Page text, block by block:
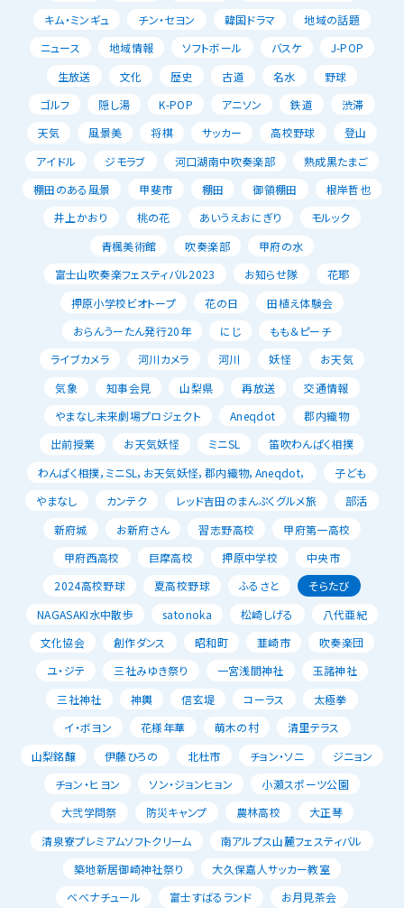
キム・ミンギュ
チン・セヨン 韓国ドラマ
地域の話題
ニュース
地域情報 ソフトボール バスケ
J-POP
生放送
文化 歴史 古道 名水
野球
ゴルフ
隠し湯 K-POP アニソン 鉄道
渋滞
天気
風景美 将棋 サッカー 高校野球
登山
アイドル
ジモラブ 河口湖南中吹奏楽部
熟成黒たまご
棚田のある風景
甲斐市 棚田 御領棚田
根岸哲也
井上かおり
桃の花 あいうえおにぎり
モルック
青楓美術館
吹奏楽部
甲府の水
富士山吹奏楽フェスティバル2023
お知らせ隊
花耶
押原小学校ビオトープ
花の日
田植え体験会
おらんうーたん発行20年
にじ
もも＆ピーチ
ライブカメラ
河川カメラ 河川 妖怪
お天気
気象
知事会見 山梨県 再放送
交通情報
やまなし未来劇場プロジェクト
Aneqdot
郡内織物
出前授業
お天気妖怪 ミニSL
笛吹わんぱく相撲
わんぱく相撲，ミニSL，お天気妖怪，郡内織物，Aneqdot，
子ども
やまなし
カンテク レッド吉田のまんぷくグルメ旅
部活
新府城
お新府さん 習志野高校
甲府第一高校
甲府西高校
巨摩高校 押原中学校
中央市
2024高校野球
夏高校野球 ふるさと
そらたび
NAGASAKI水中散歩
satonoka 松崎しげる
八代亜紀
文化協会
創作ダンス 昭和町 韮崎市
吹奏楽団
ユ・ジテ
三社みゆき祭り 一宮浅間神社
玉諸神社
三社神社
神輿 信玄堤 コーラス
太極拳
イ・ボヨン
花様年華 萌木の村
清里テラス
山梨銘醸
伊藤ひろの 北杜市 チョン・ソニ
ジニョン
チョン・ヒヨン
ソン・ジョンヒョン
小瀬スポーツ公園
大弐学問祭
防災キャンプ 農林高校
大正琴
清泉寮プレミアムソフトクリーム
南アルプス山麓フェスティバル
築地新居御崎神社祭り
大久保嘉人サッカー教室
べべナチュール
富士すばるランド お月見茶会